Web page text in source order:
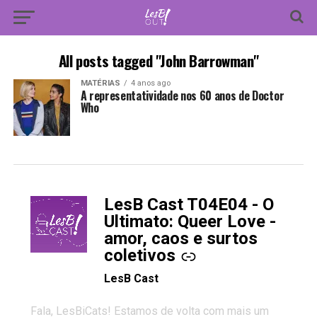
All posts tagged "John Barrowman"
MATÉRIAS 4 anos ago
A representatividade nos 60 anos de Doctor
Who
LesB Cast T04E04 - O
Ultimato: Queer Love -
amor, caos e surtos
coletivos
-
LesB Cast
Fala, LesBiCats! Estamos de volta com mais um